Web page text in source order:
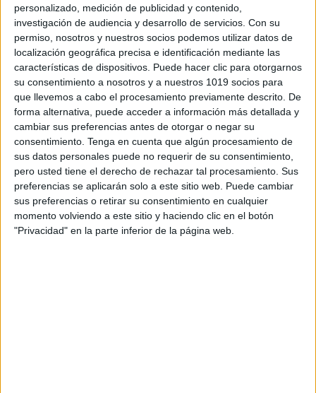
personalizado, medición de publicidad y contenido,
investigación de audiencia y desarrollo de servicios. Con su
permiso, nosotros y nuestros socios podemos utilizar datos de
localización geográfica precisa e identificación mediante las
características de dispositivos. Puede hacer clic para otorgarnos
su consentimiento a nosotros y a nuestros 1019 socios para
que llevemos a cabo el procesamiento previamente descrito. De
forma alternativa, puede acceder a información más detallada y
cambiar sus preferencias antes de otorgar o negar su
consentimiento. Tenga en cuenta que algún procesamiento de
sus datos personales puede no requerir de su consentimiento,
pero usted tiene el derecho de rechazar tal procesamiento. Sus
preferencias se aplicarán solo a este sitio web. Puede cambiar
sus preferencias o retirar su consentimiento en cualquier
momento volviendo a este sitio y haciendo clic en el botón
"Privacidad" en la parte inferior de la página web.